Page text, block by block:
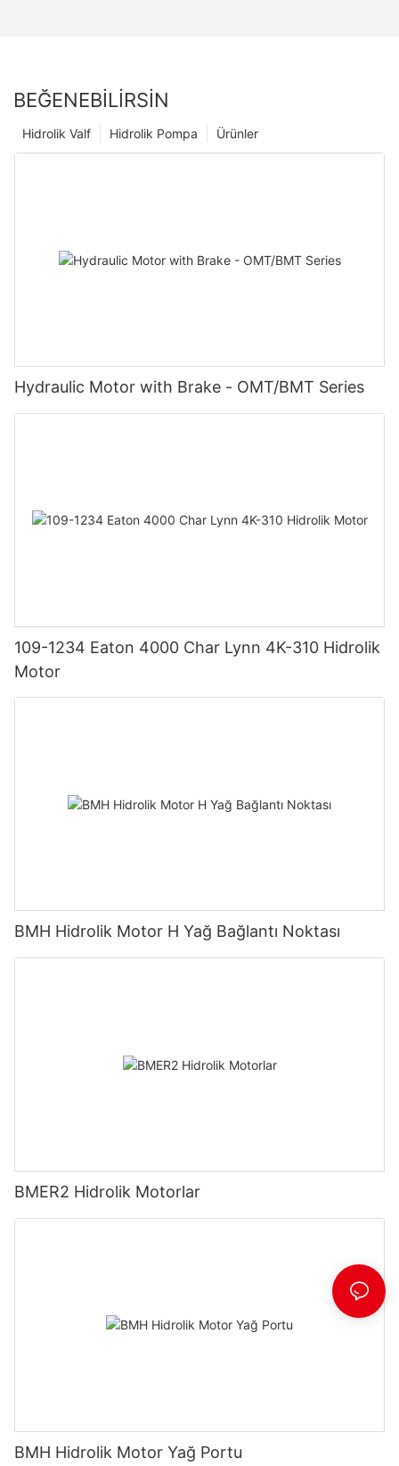
BEĞENEBILIRSIN
Ürünler
Hidrolik Pompa
Hidrolik Valf
Hydraulic Motor with Brake - OMT/BMT Series
109-1234 Eaton 4000 Char Lynn 4K-310 Hidrolik
Motor
BMH Hidrolik Motor H Yağ Bağlantı Noktası
BMER2 Hidrolik Motorlar
BMH Hidrolik Motor Yağ Portu